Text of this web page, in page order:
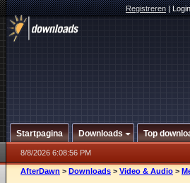
Registreren|
Startpagina Downloads Top
8/8/2026 6:08:56 PM
AfterDawn > Downloads > Video & Audio >